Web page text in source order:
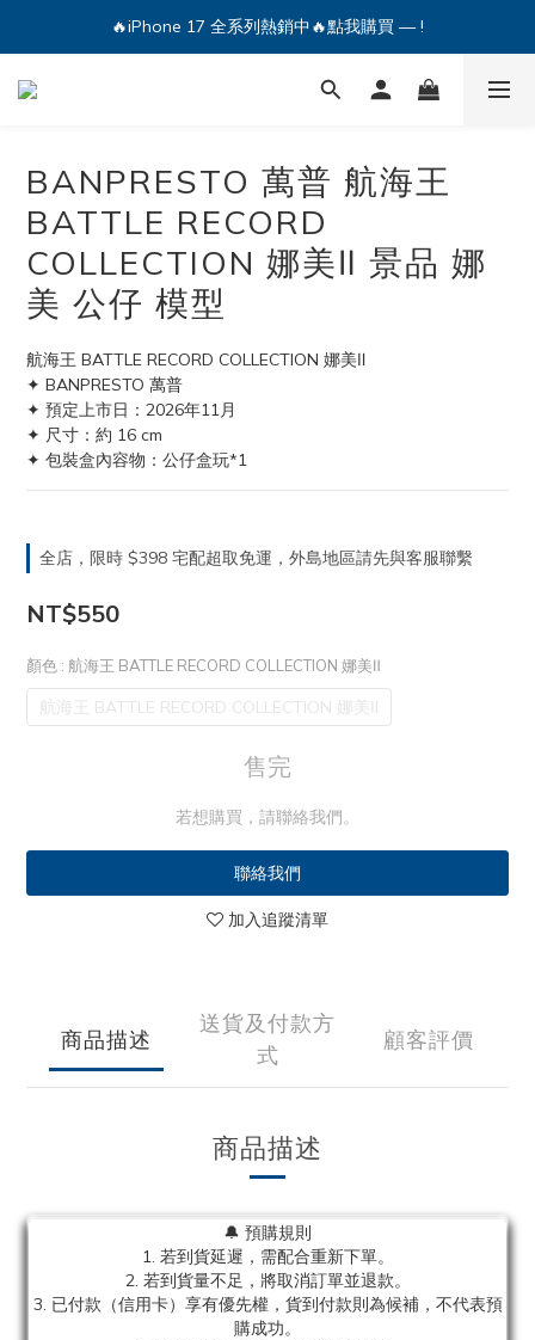
🔥iPhone 17 全系列熱銷中🔥點我購買 — !
🔥iPhone 17 全系列熱銷中🔥點我購買 — !
💕加入Q哥 Line 新好友領優惠券！🎫
BANPRESTO 萬普 航海王
BATTLE RECORD
COLLECTION 娜美Ⅱ 景品 娜
美 公仔 模型
航海王 BATTLE RECORD COLLECTION 娜美Ⅱ
✦ BANPRESTO 萬普
✦ 預定上市日：2026年11月
✦ 尺寸：約 16 cm
✦ 包裝盒內容物：公仔盒玩*1
全店，限時 $398 宅配超取免運，外島地區請先與客服聯繫
NT$550
顏色 : 航海王 BATTLE RECORD COLLECTION 娜美Ⅱ
航海王 BATTLE RECORD COLLECTION 娜美Ⅱ
售完
若想購買，請聯絡我們。
聯絡我們
加入追蹤清單
商品描述
送貨及付款方
式
顧客評價
商品描述
🔔 預購規則
1. 若到貨延遲，需配合重新下單。
2. 若到貨量不足，將取消訂單並退款。
3. 已付款（信用卡）享有優先權，貨到付款則為候補，不代表預
購成功。